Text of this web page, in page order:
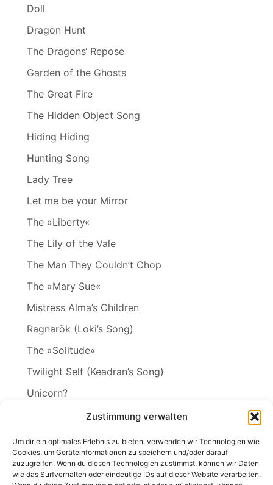
Zustimmung verwalten
Um dir ein optimales Erlebnis zu bieten, verwenden wir Technologien wie
Cookies, um Geräteinformationen zu speichern und/oder darauf
zuzugreifen. Wenn du diesen Technologien zustimmst, können wir Daten
wie das Surfverhalten oder eindeutige IDs auf dieser Website verarbeiten.
Doll
Dragon Hunt
The Dragons‘ Repose
Garden of the Ghosts
The Great Fire
The Hidden Object Song
Hiding Hiding
Hunting Song
Lady Tree
Let me be your Mirror
The »Liberty«
The Lily of the Vale
The Man They Couldn’t Chop
The »Mary Sue«
Mistress Alma’s Children
Ragnarök (Loki’s Song)
The »Solitude«
Twilight Self (Keadran’s Song)
Unicorn?